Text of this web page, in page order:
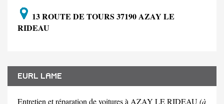
13 ROUTE DE TOURS 37190 AZAY LE
RIDEAU
EURL LAME
Entretien et réparation de voitures à AZAY LE RIDEAU(à